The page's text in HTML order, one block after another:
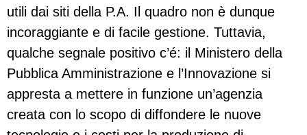
utili dai siti della P.A. Il quadro non è dunque
incoraggiante e di facile gestione. Tuttavia,
qualche segnale positivo c’é: il Ministero della
Pubblica Amministrazione e l’Innovazione si
appresta a mettere in funzione un’agenzia
creata con lo scopo di diffondere le nuove